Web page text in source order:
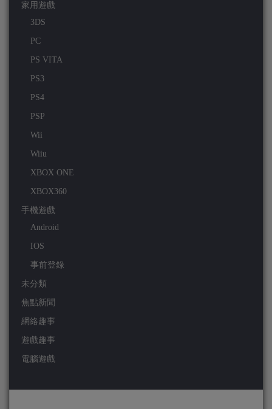
家用遊戲
3DS
PC
PS VITA
PS3
PS4
PSP
Wii
Wiiu
XBOX ONE
XBOX360
手機遊戲
Android
IOS
事前登錄
未分類
焦點新聞
網絡趣事
遊戲趣事
電腦遊戲